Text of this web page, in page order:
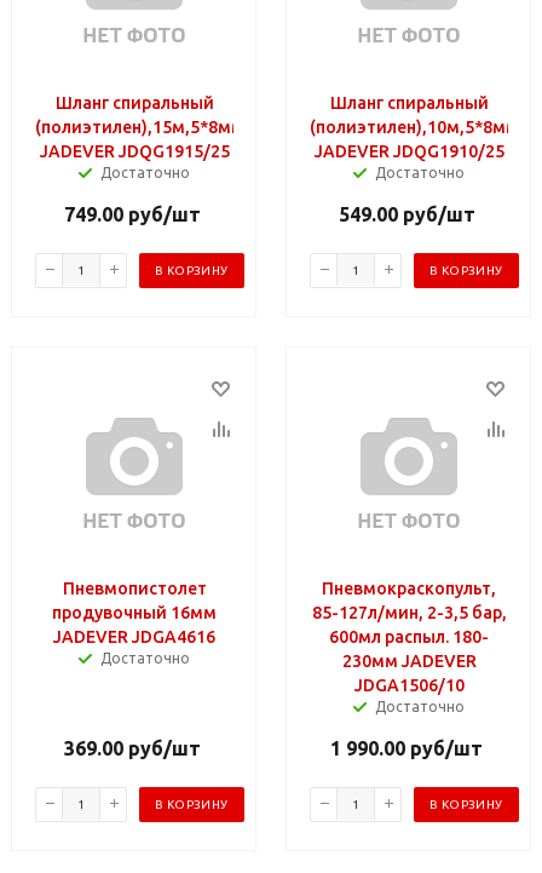
Шланг спиральный
(полиэтилен),15м,5*8мм,резб.соед.
JADEVER JDQG1915/25
Достаточно
749.00руб/шт
В КОРЗИНУ
Шланг спиральный
JADEVER JDQG1910/25
Достаточно
549.00руб/шт
В КОРЗИНУ
Пневмопистолет
продувочный 16мм
JADEVER JDGA4616
Достаточно
369.00руб/шт
В КОРЗИНУ
Пневмокраскопульт,
85-127л/мин, 2-3,5 бар,
600мл распыл. 180-
230мм JADEVER
JDGA1506/10
Достаточно
1 990.00 руб/шт
В КОРЗИНУ